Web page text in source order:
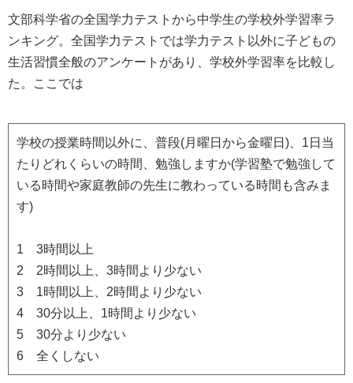
文部科学省の全国学力テストから中学生の学校外学習率ラ
ンキング。全国学力テストでは学力テスト以外に子どもの
生活習慣全般のアンケートがあり、学校外学習率を比較し
た。ここでは
学校の授業時間以外に、普段(月曜日から金曜日)、1日当
たりどれくらいの時間、勉強しますか(学習塾で勉強して
いる時間や家庭教師の先生に教わっている時間も含みま
す)
1 3時間以上
2 2時間以上、3時間より少ない
3 1時間以上、2時間より少ない
4 30分以上、1時間より少ない
5 30分より少ない
6 全くしない